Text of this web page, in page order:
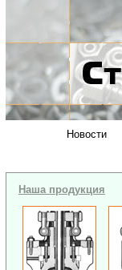
Новости
Наша продукция